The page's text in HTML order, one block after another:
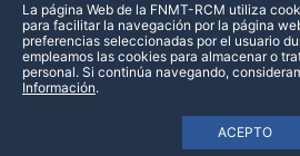
LinkedInFacebookWhatsApp
La página Web de la FNMT-RCM utiliza
para facilitar la navegación por la página
preferencias seleccionadas por el usuario
empleamos las cookies para almacenar o
personal. Si continúa navegando,
ACEPTO
Información.